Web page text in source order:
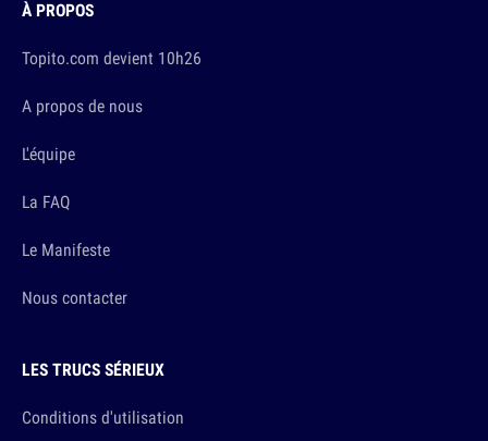
À PROPOS
Topito.com devient 10h26
A propos de nous
L'équipe
La FAQ
Le Manifeste
Nous contacter
LES TRUCS SÉRIEUX
Conditions d'utilisation